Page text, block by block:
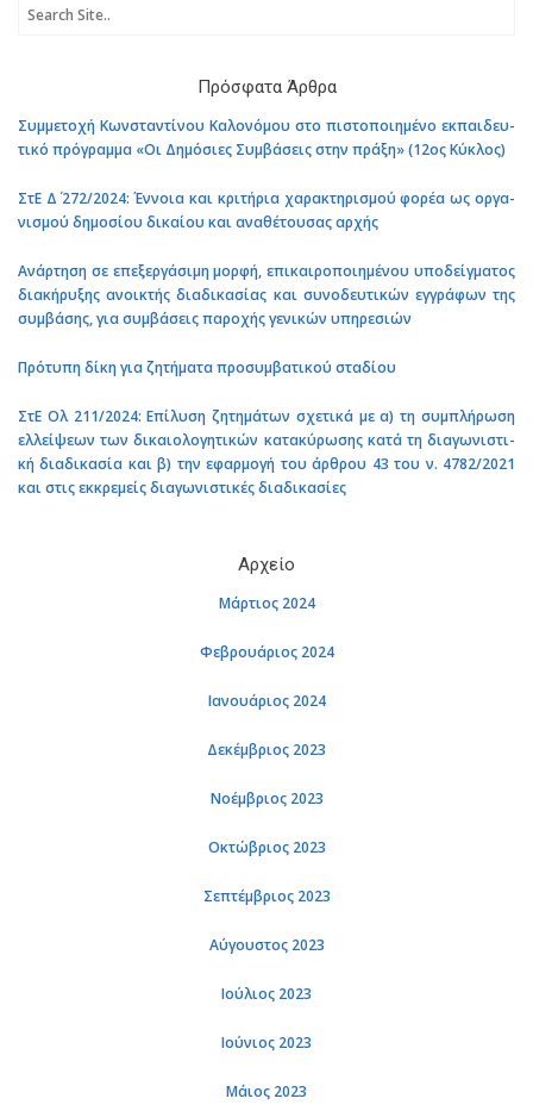
Πρό­σφα­τα Άρθρα
Συμ­με­το­χή Κων­στα­ντί­νου Κα­λο­νό­μου στο πι­στο­ποι­η­μέ­νο εκ­παι­δευ­
τι­κό πρό­γραμ­μα «Οι Δη­μό­σιες Συμ­βά­σεις στην πράξη» (12ος Κύ­κλος)
ΣτΕ Δ΄ 272/2024: Έν­νοια και κρι­τή­ρια χα­ρα­κτη­ρι­σμού φορέα ως ορ­γα­
νι­σμού δη­μο­σί­ου δι­καί­ου και ανα­θέ­του­σας αρχής
Ανάρ­τη­ση σε επε­ξερ­γά­σι­μη μορφή, επι­και­ρο­ποι­η­μέ­νου υπο­δείγ­μα­τος
δια­κή­ρυ­ξης ανοι­κτής δια­δι­κα­σί­ας και συ­νο­δευ­τι­κών εγ­γρά­φων της
συμ­βά­σης, για συμ­βά­σεις πα­ρο­χής γε­νι­κών υπη­ρε­σιών
Πρό­τυ­πη δίκη για ζη­τή­μα­τα προ­συμ­βα­τι­κού στα­δί­ου
ΣτΕ Ολ 211/2024: Επί­λυ­ση ζη­τη­μά­των σχε­τι­κά με α) τη συ­μπλή­ρω­ση
ελ­λεί­ψε­ων των δι­καιο­λο­γη­τι­κών κα­τα­κύ­ρω­σης κατά τη δια­γω­νι­στι­
κή δια­δι­κα­σία και β) την εφαρ­μο­γή του άρ­θρου 43 του ν. 4782/2021
και στις εκ­κρε­μείς δια­γω­νι­στι­κές δια­δι­κα­σί­ες
Αρ­χείο
Μάρ­τιος 2024
Φε­βρουά­ριος 2024
Ια­νουά­ριος 2024
Δε­κέμ­βριος 2023
Νο­έμ­βριος 2023
Οκτώ­βριος 2023
Σε­πτέμ­βριος 2023
Αύ­γου­στος 2023
Ιού­λιος 2023
Ιού­νιος 2023
Μάιος 2023